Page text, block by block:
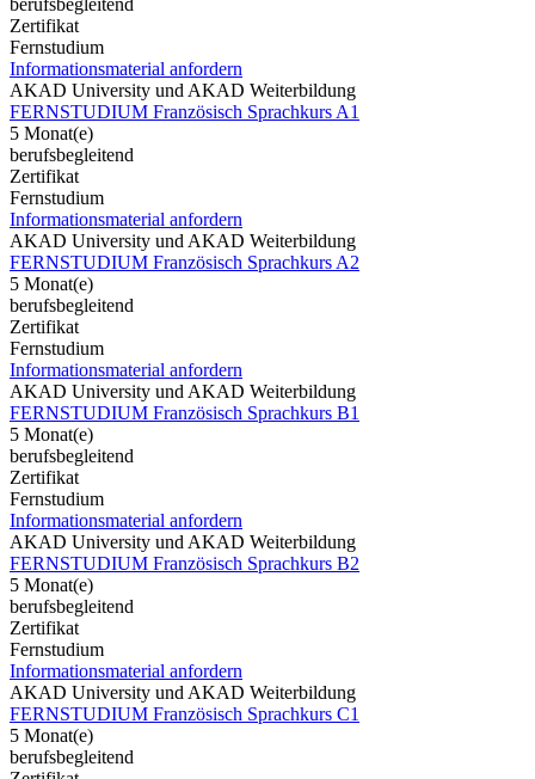
berufsbegleitend
Zertifikat
Fernstudium
Informationsmaterial anfordern
AKAD University und AKAD Weiterbildung
FERNSTUDIUM Französisch Sprachkurs A1
5 Monat(e)
berufsbegleitend
Zertifikat
Fernstudium
Informationsmaterial anfordern
AKAD University und AKAD Weiterbildung
FERNSTUDIUM Französisch Sprachkurs A2
5 Monat(e)
berufsbegleitend
Zertifikat
Fernstudium
Informationsmaterial anfordern
AKAD University und AKAD Weiterbildung
FERNSTUDIUM Französisch Sprachkurs B1
5 Monat(e)
berufsbegleitend
Zertifikat
Fernstudium
Informationsmaterial anfordern
AKAD University und AKAD Weiterbildung
FERNSTUDIUM Französisch Sprachkurs B2
5 Monat(e)
berufsbegleitend
Zertifikat
Fernstudium
Informationsmaterial anfordern
AKAD University und AKAD Weiterbildung
FERNSTUDIUM Französisch Sprachkurs C1
5 Monat(e)
berufsbegleitend